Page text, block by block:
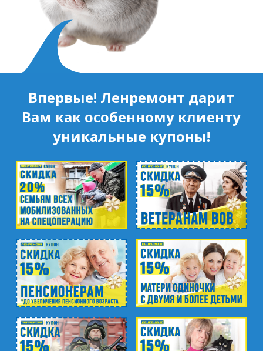
Впервые! Ленремонт дарит
Вам как особенному клиенту
уникальные купоны!